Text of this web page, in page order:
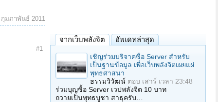
กุมภาพันธ์ 2011
#1
จากเว็บพลังจิต อัพเดทล่าสุด
เชิญร่วมบริจาคซื้อ Server สำหรับ
เป็นฐานข้อมูล เพื่อเว็บพลังจิตเผยแผ่
พุทธศาสนา
ธรรมวิวัฒน์ ตอบ เสาร์ เวลา 23:48
ร่วมบุญซื้อ Server เวปพลังจิต 10 บาท
ถวายเป็นพุทธบูชา สาธุครับ…